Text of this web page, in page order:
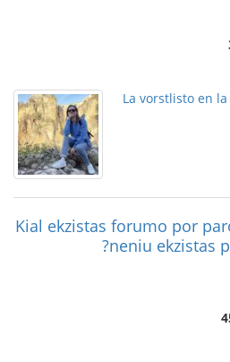
La vorstlisto en
Kial ekzistas forumo por
neniu ekzistas